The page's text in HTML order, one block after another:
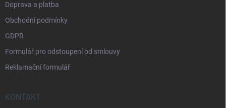
Doprava a platba
Obchodní podmínky
GDPR
Formulář pro odstoupení od smlouvy
Reklamační formulář
KONTAKT